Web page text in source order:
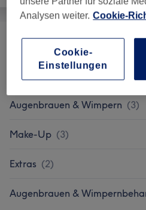
Gesichtsbehandlungen
Augenbrauen & Wimpern (3)
Make-Up (3)
Extras (2)
Augenbrauen &
Analysen weiter. Cookie-
Cookie-
Einstellungen